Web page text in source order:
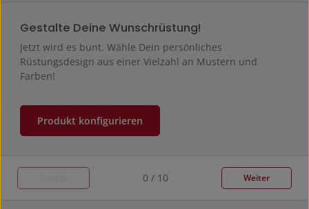
Gestalte Deine Wunschrüstung!
Jetzt wird es bunt. Wähle Dein persönliches
Rüstungsdesign aus einer Vielzahl an Mustern und
Farben!
Produkt konfigurieren
0 / 10 Weiter